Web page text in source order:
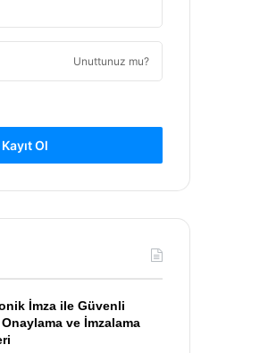
Unuttunuz mu?
Kayıt Ol
İmza ile Güvenli
ve İmzalama